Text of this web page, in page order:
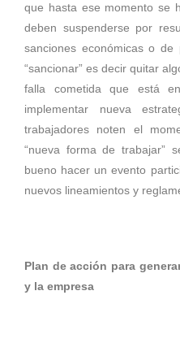
que hasta ese momento se
deben suspenderse por
sanciones económicas o
“sancionar” es decir quitar
falla cometida que está
implementar nueva
trabajadores noten el
“nueva forma de trabajar”
bueno hacer un evento
nuevos lineamientos y
Plan de acción para
y la empresa